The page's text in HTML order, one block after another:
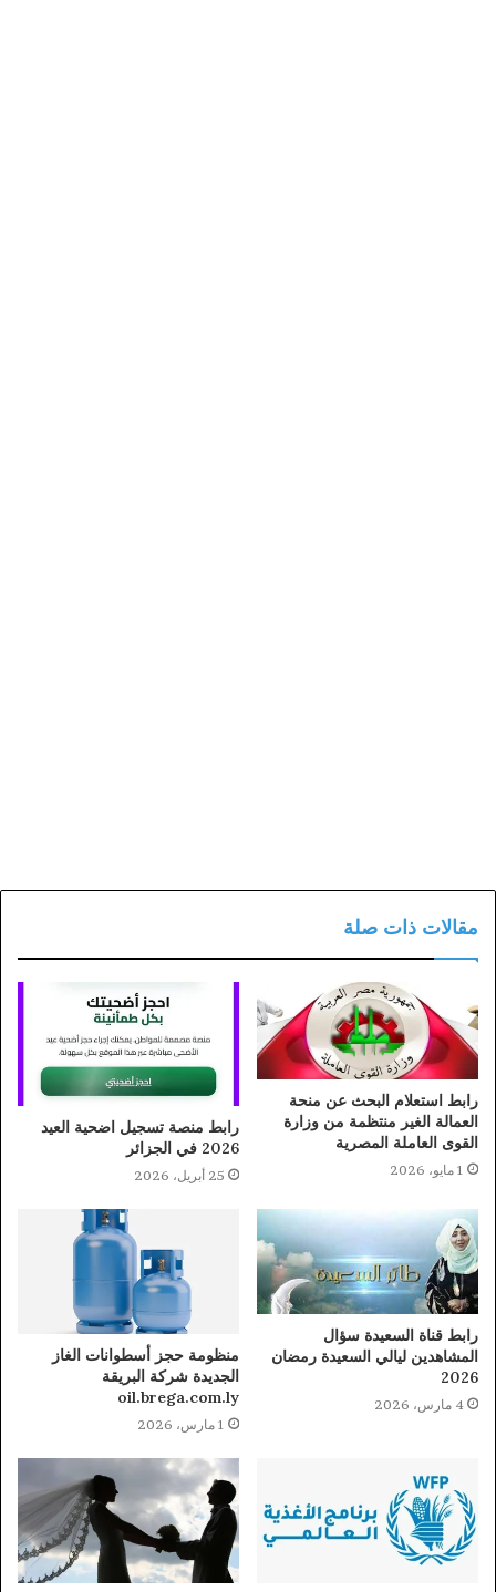
مقالات ذات صلة
رابط استعلام البحث عن منحة
العمالة الغير منتظمة من وزارة
القوى العاملة المصرية
1 مايو، 2026
رابط منصة تسجيل اضحية العيد
2026 في الجزائر
25 أبريل، 2026
رابط قناة السعيدة سؤال
المشاهدين ليالي السعيدة رمضان
2026
4 مارس، 2026
منظومة حجز أسطوانات الغاز
الجديدة شركة البريقة
oil.brega.com.ly
1 مارس، 2026